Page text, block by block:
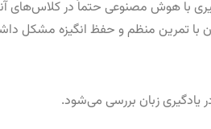
با هوش مصنوعی حتماً در کلاس‌های
تمرین منظم و حفظ انگیزه مشکل
یادگیری زبان بررسی می‌شود.